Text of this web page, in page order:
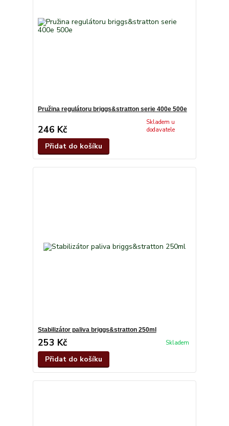
Pružina regulátoru briggs&stratton serie 400e 500e
246 Kč
Skladem u
dodavatele
Přidat do košíku
Stabilizátor paliva briggs&stratton 250ml
253 Kč Skladem
Přidat do košíku